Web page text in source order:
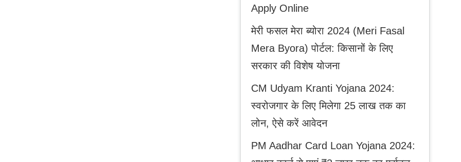
Apply Online
मेरी फसल मेरा ब्योरा 2024 (Meri Fasal
Mera Byora) पोर्टल: किसानों के लिए
सरकार की विशेष योजना
CM Udyam Kranti Yojana 2024:
स्वरोजगार के लिए मिलेगा 25 लाख तक का
लोन, ऐसे करें आवेदन
PM Aadhar Card Loan Yojana 2024: